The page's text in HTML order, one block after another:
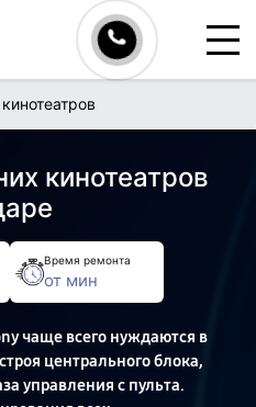
кинотеатров
Время ремонта
от мин
чаще всего нуждаются в
центрального блока,
управления с пульта.